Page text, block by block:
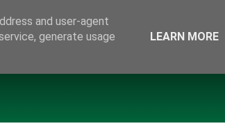
and user-agent
generate usage
LEARN MORE